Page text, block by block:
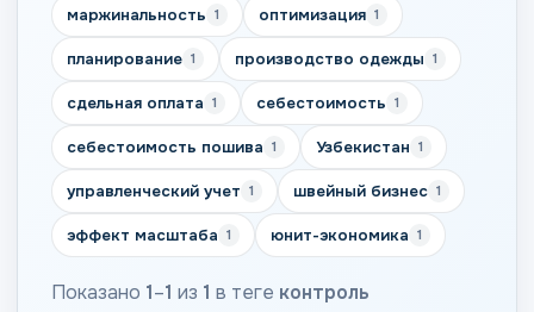
маржинальность 1 оптимизация 1
планирование 1 производство одежды 1
сдельная оплата 1 себестоимость 1
себестоимость пошива 1 Узбекистан 1
управленческий учет 1 швейный бизнес 1
эффект масштаба 1 юнит-экономика 1
Показано 1–1 из 1 в теге контроль